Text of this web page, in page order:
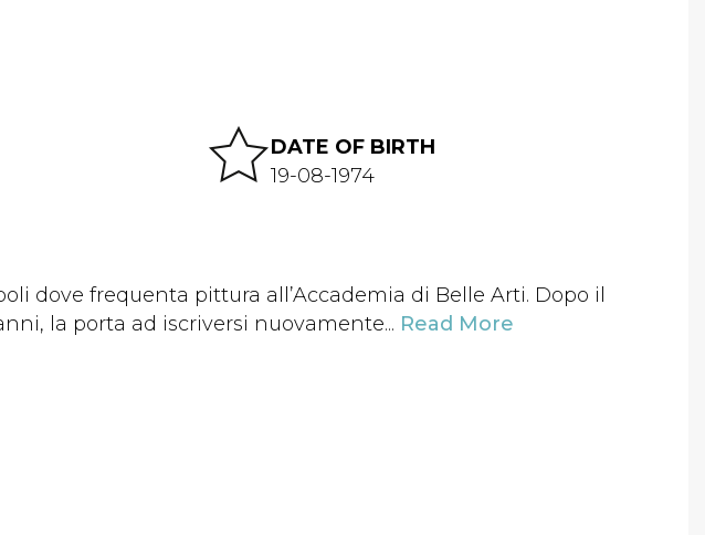
DATE OF BIRTH
19-08-1974
dove frequenta pittura all’Accademia di Belle Arti. Dopo il
la porta ad iscriversi nuovamente... Read More